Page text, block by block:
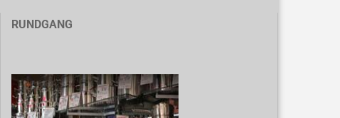
RUNDGANG